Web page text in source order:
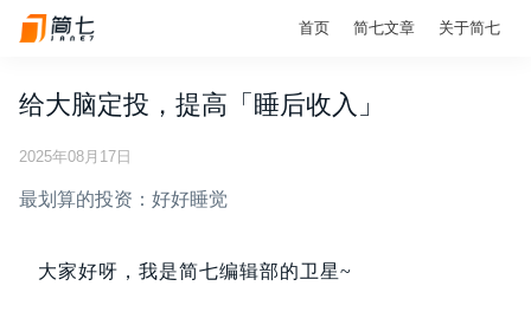
首页 简七文章 关于简七
给大脑定投，提高「睡后收入」
2025年08月17日
最划算的投资：好好睡觉
大家好呀，我是简七编辑部的卫星~